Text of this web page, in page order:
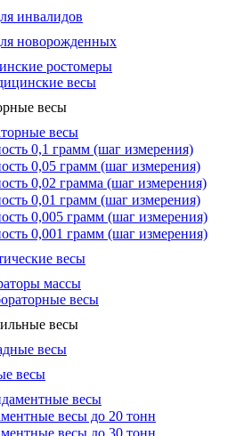
инвалидов
новорожденных
ростомеры
весы
весы
весы
0,1 грамм (шаг измерения)
0,05 грамм (шаг измерения)
0,02 грамма (шаг измерения)
0,01 грамм (шаг измерения)
0,005 грамм (шаг измерения)
0,001 грамм (шаг измерения)
весы
массы
весы
весы
весы
весы
весы
весы до 20 тонн
весы до 30 тонн